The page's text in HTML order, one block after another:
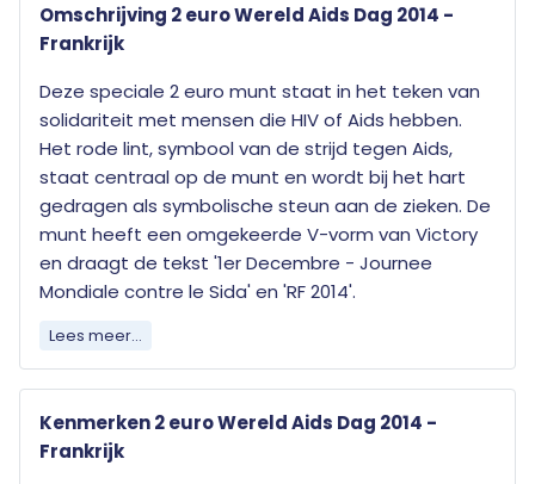
Omschrijving 2 euro Wereld Aids Dag 2014 -
Frankrijk
Deze speciale 2 euro munt staat in het teken van
solidariteit met mensen die HIV of Aids hebben.
Het rode lint, symbool van de strijd tegen Aids,
staat centraal op de munt en wordt bij het hart
gedragen als symbolische steun aan de zieken. De
munt heeft een omgekeerde V-vorm van Victory
en draagt de tekst '1er Decembre - Journee
Mondiale contre le Sida' en 'RF 2014'.
Elk land dat de euro als officiële munteenheid
heeft mag jaarlijks twee herdenkingsmunten
onderscheid van de gewone twee euro munten is
het herdenkingsonderwerp op de nationale zijde.
Lees meer...
Kenmerken 2 euro Wereld Aids Dag 2014 -
Frankrijk